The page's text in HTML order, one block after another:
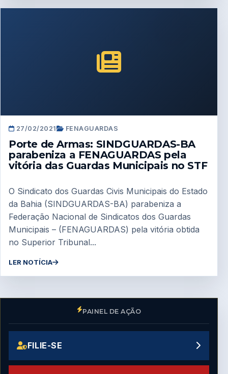
27/02/2021 FENAGUARDAS
Porte de Armas: SINDGUARDAS-BA
parabeniza a FENAGUARDAS pela
vitória das Guardas Municipais no STF
O Sindicato dos Guardas Civis Municipais do Estado
da Bahia (SINDGUARDAS-BA) parabeniza a
Federação Nacional de Sindicatos dos Guardas
Municipais – (FENAGUARDAS) pela vitória obtida
no Superior Tribunal...
LER NOTÍCIA
PAINEL DE AÇÃO
FILIE-SE